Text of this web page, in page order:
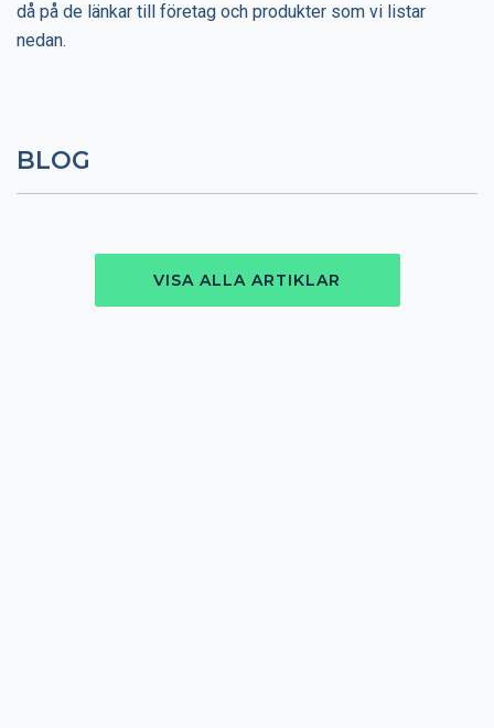
då på de länkar till företag och produkter som vi listar
nedan.
BLOG
VISA ALLA ARTIKLAR